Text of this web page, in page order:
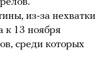
из-за нехватки
к 13 ноября
среди которых